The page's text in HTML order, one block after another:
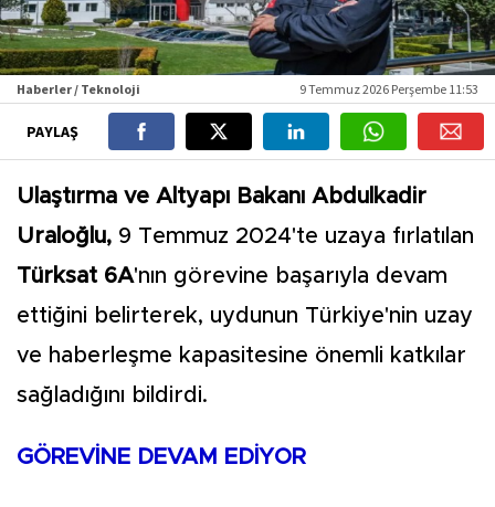
Haberler / Teknoloji 9 Temmuz 2026 Perşembe 11:53
PAYLAŞ
Ulaştırma ve Altyapı Bakanı Abdulkadir
Uraloğlu, 9 Temmuz 2024'te uzaya fırlatılan
Türksat 6A'nın görevine başarıyla devam
ettiğini belirterek, uydunun Türkiye'nin uzay
ve haberleşme kapasitesine önemli katkılar
sağladığını bildirdi.
GÖREVİNE DEVAM EDİYOR